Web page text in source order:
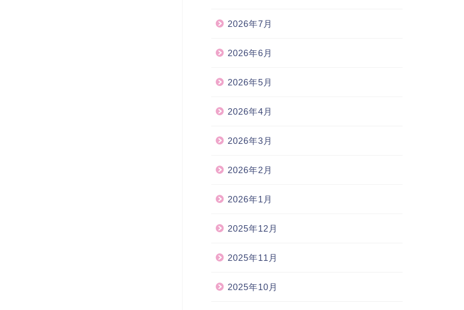
2026年7月
2026年6月
2026年5月
2026年4月
2026年3月
2026年2月
2026年1月
2025年12月
2025年11月
2025年10月